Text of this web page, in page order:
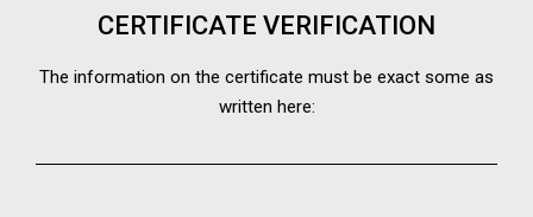
CERTIFICATE VERIFICATION
The information on the certificate must be exact some as
written here: